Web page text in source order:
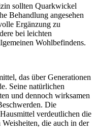
sollten Quarkwickel
Behandlung angesehen
Ergänzung zu
bei leichten
Wohlbefindens.
das über Generationen
Seine natürlichen
und dennoch wirksamen
Die
verdeutlichen die
die auch in der